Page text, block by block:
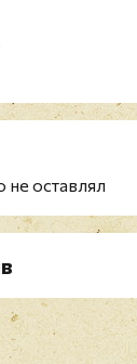
оставлял